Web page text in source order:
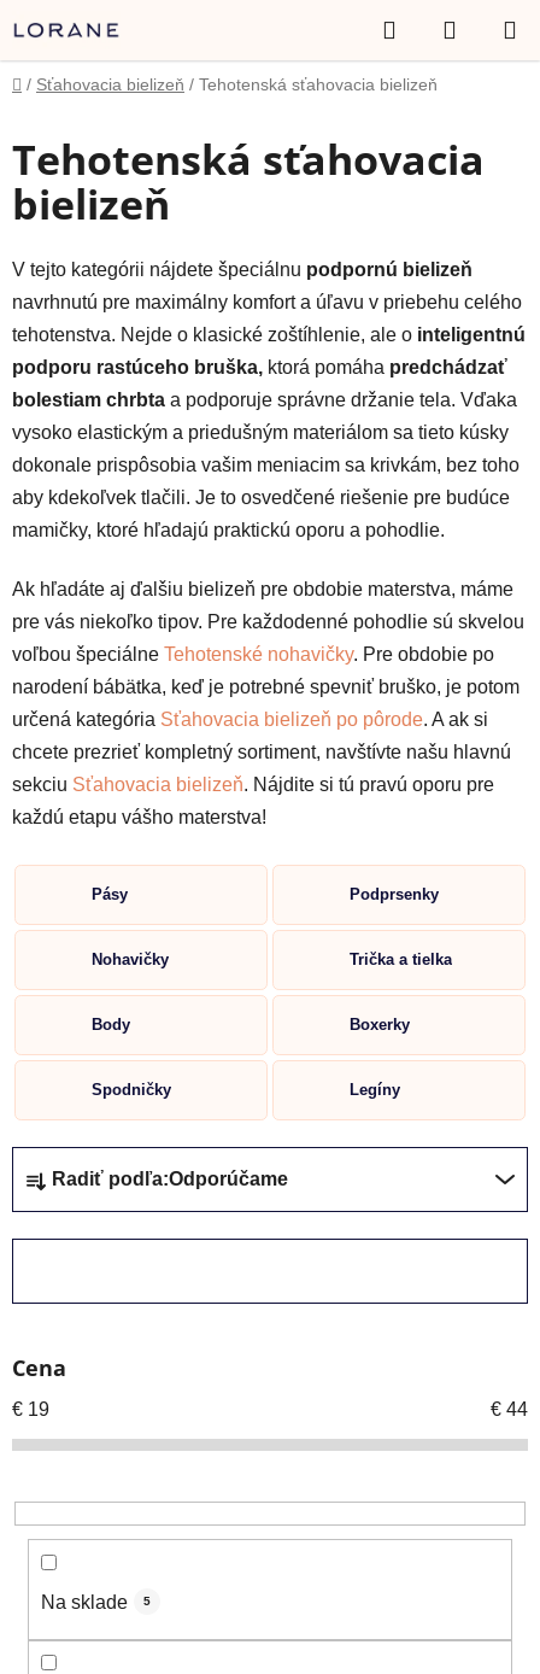
na
obsah
Hľadať
KOŠÍK
Domov
/ Sťahovacia bielizeň / Tehotenská sťahovacia bielizeň
Tehotenská sťahovacia
bielizeň
V tejto kategórii nájdete špeciálnu podpornú bielizeň
navrhnutú pre maximálny komfort a úľavu v priebehu celého
tehotenstva. Nejde o klasické zoštíhlenie, ale o inteligentnú
podporu rastúceho bruška, ktorá pomáha predchádzať
bolestiam chrbta a podporuje správne držanie tela. Vďaka
vysoko elastickým a priedušným materiálom sa tieto kúsky
dokonale prispôsobia vašim meniacim sa krivkám, bez toho
aby kdekoľvek tlačili. Je to osvedčené riešenie pre budúce
mamičky, ktoré hľadajú praktickú oporu a pohodlie.
Ak hľadáte aj ďalšiu bielizeň pre obdobie materstva, máme
pre vás niekoľko tipov. Pre každodenné pohodlie sú skvelou
voľbou špeciálne Tehotenské nohavičky. Pre obdobie po
narodení bábätka, keď je potrebné spevniť bruško, je potom
určená kategória Sťahovacia bielizeň po pôrode. A ak si
chcete prezrieť kompletný sortiment, navštívte našu hlavnú
sekciu Sťahovacia bielizeň. Nájdite si tú pravú oporu pre
každú etapu vášho materstva!
Pásy Podprsenky
Nohavičky Trička a tielka
Body Boxerky
Spodničky Legíny
R
a
d
p
r
o
u
k
Radiť podľa:Odporúčame
Cena
€ 19 € 44
Na sklade 5